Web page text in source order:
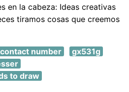
en la cabeza: Ideas creativas
tiramos cosas que creemos
number
gx531g
to draw